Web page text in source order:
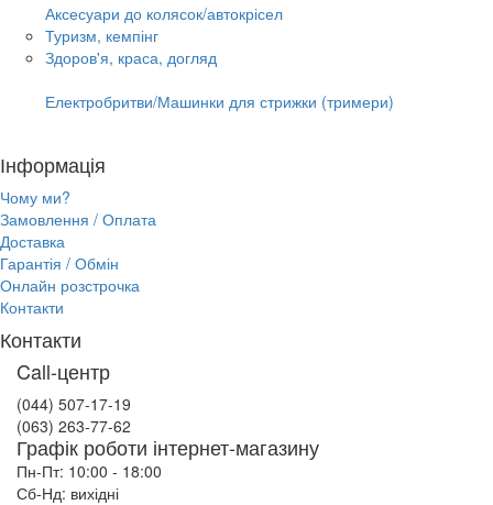
Аксесуари до колясок/автокрісел
Туризм, кемпінг
Здоров'я, краса, догляд
Електробритви/Машинки для стрижки (тримери)
Інформація
Чому ми?
Замовлення / Оплата
Доставка
Гарантія / Обмін
Онлайн розстрочка
Контакти
Контакти
Call-центр
(044) 507-17-19
(063) 263-77-62
Графік роботи інтернет-магазину
Пн-Пт: 10:00 - 18:00
Сб-Нд: вихідні